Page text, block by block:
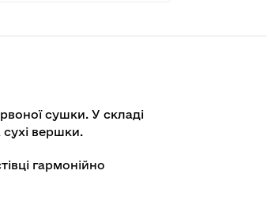
сушки. У складі
сухі вершки.
гармонійно